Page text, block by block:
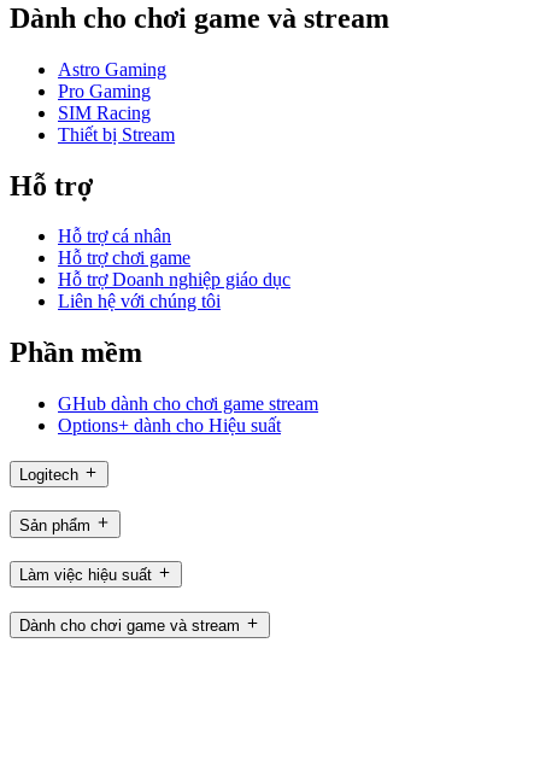
Dành cho chơi game và stream
Astro Gaming
Pro Gaming
SIM Racing
Thiết bị Stream
Hỗ trợ
Hỗ trợ cá nhân
Hỗ trợ chơi game
Hỗ trợ Doanh nghiệp giáo dục
Liên hệ với chúng tôi
Phần mềm
GHub dành cho chơi game stream
Options+ dành cho Hiệu suất
Logitech
Sản phẩm
Làm việc hiệu suất
Dành cho chơi game và stream